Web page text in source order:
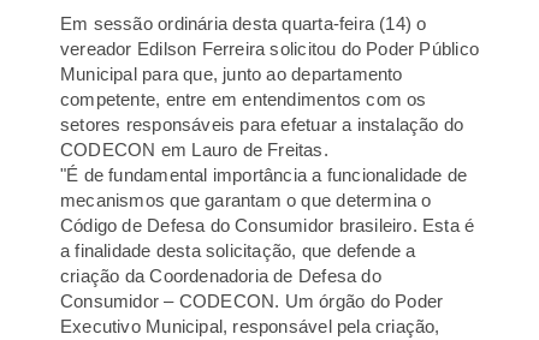
Em sessão ordinária desta quarta-feira (14) o
vereador Edilson Ferreira solicitou do Poder Público
Municipal para que, junto ao departamento
competente, entre em entendimentos com os
setores responsáveis para efetuar a instalação do
CODECON em Lauro de Freitas.
"É de fundamental importância a funcionalidade de
mecanismos que garantam o que determina o
Código de Defesa do Consumidor brasileiro. Esta é
a finalidade desta solicitação, que defende a
criação da Coordenadoria de Defesa do
Consumidor – CODECON. Um órgão do Poder
Executivo Municipal, responsável pela criação,